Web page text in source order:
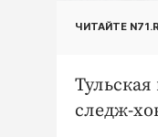
ЧИТАЙТЕ
следж-